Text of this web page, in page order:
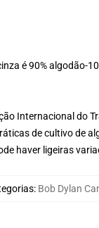
é 90% algodão-
Internacional do
de cultivo de
haver ligeiras
: Bob Dylan